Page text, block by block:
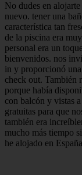
No dudes en
nuevo. tener una
característica tan
de la piscina era
personal era un
bienvenidos. nos
in y proporcionó
check out. También
porque había
con balcón y vistas
gratuitas para que
también era
mucho más tiempo
he alojado en